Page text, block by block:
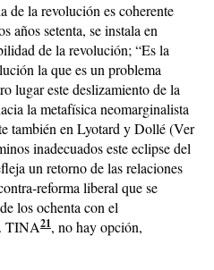
de la revolución es coherente
años setenta, se instala en
de la revolución; “Es la
la que es un problema
lugar este deslizamiento de la
la metafísica neomarginalista
también en Lyotard y Dollé (Ver
inadecuados este eclipse del
un retorno de las relaciones
reforma liberal que se
los ochenta con el
TINA21, no hay opción,